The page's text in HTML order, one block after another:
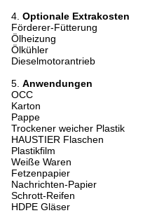
4. Optionale Extrakosten
Förderer-Fütterung
Ölheizung
Ölkühler
Dieselmotorantrieb
5. Anwendungen
OCC
Karton
Pappe
Trockener weicher Plastik
HAUSTIER Flaschen
Plastikfilm
Weiße Waren
Fetzenpapier
Nachrichten-Papier
Schrott-Reifen
HDPE Gläser